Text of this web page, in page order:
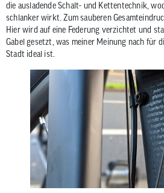
die ausladende Schalt- und Kettentechnik,
schlanker wirkt. Zum sauberen
Hier wird auf eine Federung verzichtet und
Gabel gesetzt, was meiner Meinung nach für
Stadt ideal ist.